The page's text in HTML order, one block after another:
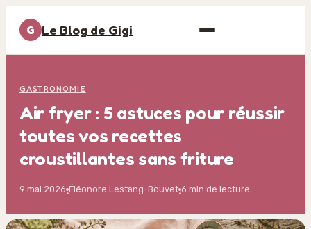
G Le Blog de Gigi
GASTRONOMIE
Air fryer : 5 astuces pour réussir
toutes vos recettes
croustillantes sans friture
9 mai 2026·Éléonore Lestang-Bouvet·6 min de lecture